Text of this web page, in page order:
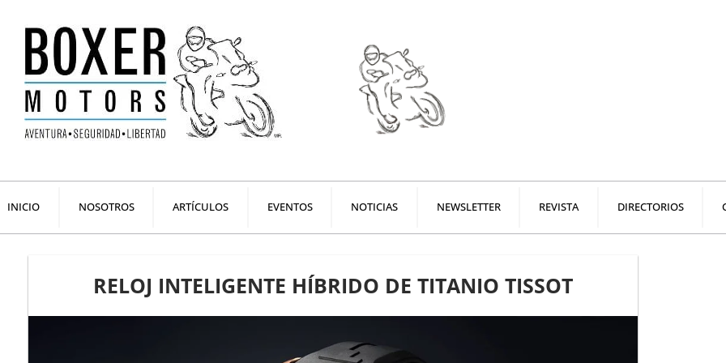
contenido
INICIO NOSOTROS ARTÍCULOS EVENTOS NOTICIAS NEWSLETTER REVISTA DIRECTORIOS
RELOJ INTELIGENTE HÍBRIDO DE TITANIO TISSOT